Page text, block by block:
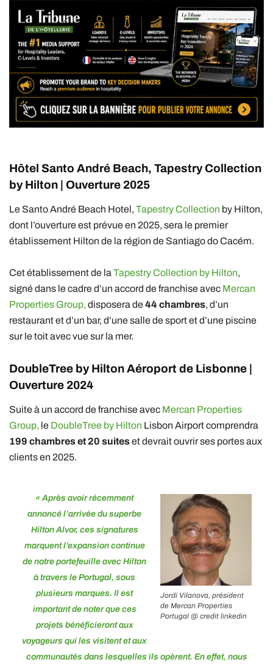
Hôtel Santo André Beach, Tapestry Collection
by Hilton | Ouverture 2025
Le Santo André Beach Hotel, Tapestry Collection by Hilton,
dont l’ouverture est prévue en 2025, sera le premier
établissement Hilton de la région de Santiago do Cacém.
Cet établissement de la Tapestry Collection by Hilton,
signé dans le cadre d’un accord de franchise avec Mercan
Properties Group, disposera de44 chambres, d’un
restaurant et d’un bar, d’une salle de sport et d’une piscine
sur le toit avec vue sur la mer.
DoubleTree by Hilton Aéroport de Lisbonne |
Ouverture 2024
Suite à un accord de franchise avec Mercan Properties
Group, le DoubleTree by Hilton Lisbon Airport comprendra
199 chambres et 20 suiteset devrait ouvrir ses portes aux
clients en 2025.
Jordi Vilanova, président
de Mercan Properties
Portugal @ credit linkedin
« Après avoir récemment
annoncé l’arrivée du superbe
Hilton Alvor, ces signatures
marquent l’expansion continue
de notre portefeuille avec Hilton
à travers le Portugal, sous
plusieurs marques. Il est
important de noter que ces
projets bénéficieront aux
voyageurs qui les visitent et aux
communautés dans lesquelles ils opèrent. En effet, nous